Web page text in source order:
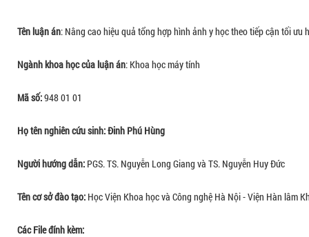
Tên luận án: Nâng cao hiệu quả tổng hợp hình ảnh y học theo tiếp cận tối ưu
Ngành khoa học của luận án: Khoa học máy tính
Mã số:948 01 01
Họ tên nghiên cứu sinh: Đinh Phú Hùng
Người hướng dẫn: PGS. TS. Nguyễn Long Giang và TS. Nguyễn Huy Đức
Tên cơ sở đào tạo: Học Viện Khoa học và Công nghệ Hà Nội - Viện Hàn lâm
Các File đính kèm: